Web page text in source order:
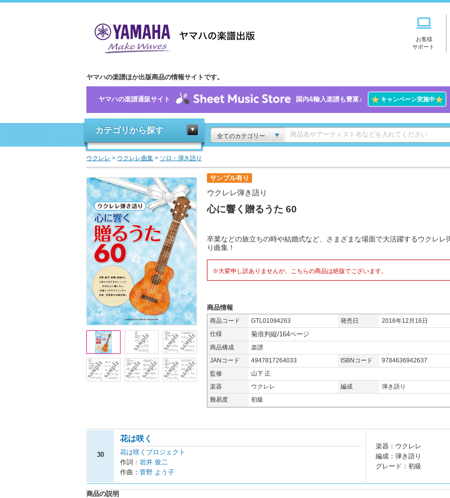
お客様
サポート
ヤマハの楽譜ほか出版商品の情報サイトです。
ヤマハの楽譜通販サイト 国内&輸入楽譜も豊富♪ ★キャンペーン実施中★
カテゴリから探す
全てのカテゴリー
ウクレレ > ウクレレ曲集 > ソロ・弾き語り
サンプル有り
ウクレレ弾き語り
心に響く贈るうた 60
卒業などの旅立ちの時や結婚式など、さまざまな場面で大活躍するウクレレ
り曲集！
※大変申し訳ありませんが、こちらの商品は絶版でございます。
商品情報
商品コード GTL01094263 発売日
2016年12月16日
仕様
菊倍判縦/164ページ
商品構成
楽譜
JANコード
4947817264033 ISBNコード
9784636942637
監修
山下 正
楽器
ウクレレ 編成
弾き語り
難易度
初級
30
花は咲く
花は咲くプロジェクト
作詞： 岩井 俊二
作曲： 菅野 よう子
楽器：ウクレレ
編成：弾き語り
グレード：初級
商品の説明